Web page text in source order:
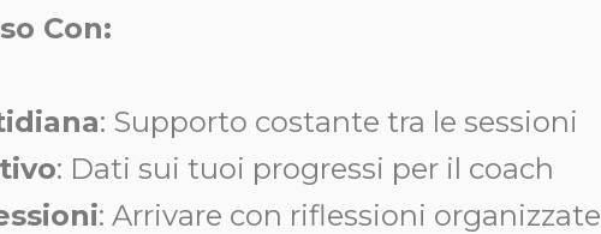
Con:
: Supporto costante tra le sessioni
: Dati sui tuoi progressi per il coach
: Arrivare con riflessioni organizzate